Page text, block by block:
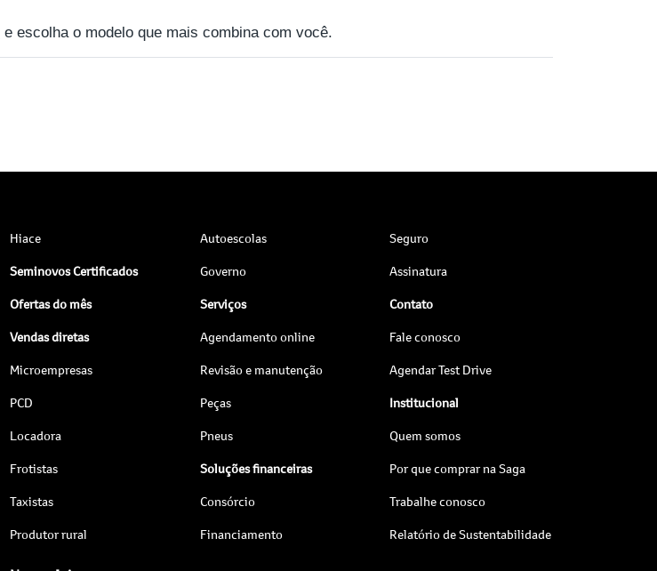
e escolha o modelo que mais combina com você.
Hiace
Seminovos Certificados
Ofertas do mês
Vendas diretas
Microempresas
PCD
Locadora
Frotistas
Taxistas
Produtor rural
Autoescolas
Governo
Serviços
Agendamento online
Revisão e manutenção
Peças
Pneus
Soluções financeiras
Consórcio
Financiamento
Seguro
Assinatura
Contato
Fale conosco
Agendar Test Drive
Institucional
Quem somos
Por que comprar na Saga
Trabalhe conosco
Relatório de Sustentabilidade